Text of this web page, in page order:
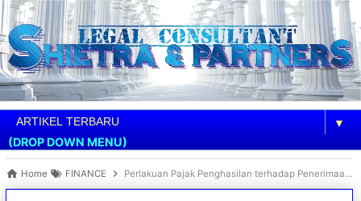
▼
(DROP DOWN MENU)
Home FINANCE Perlakuan Pajak Penghasilan terhadap Penerimaan Manfaat Asuransi Jiwa